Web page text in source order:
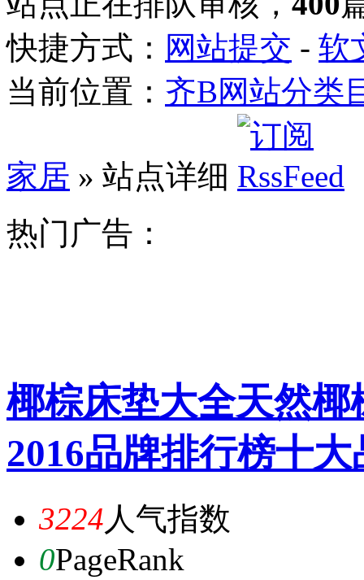
快捷方式： 网站提交 - 软
当前位置： 齐B网站分类
家居 » 站点详细
热门广告：
椰棕床垫大全天然
2016品牌排行榜十大
3224人气指数
0PageRank